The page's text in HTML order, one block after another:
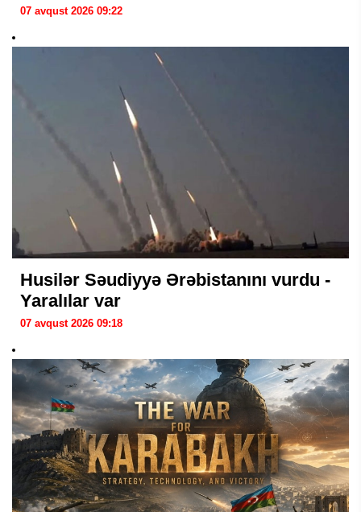
07 avqust 2026 09:22
Husilər Səudiyyə Ərəbistanını vurdu -
Yaralılar var
07 avqust 2026 09:18